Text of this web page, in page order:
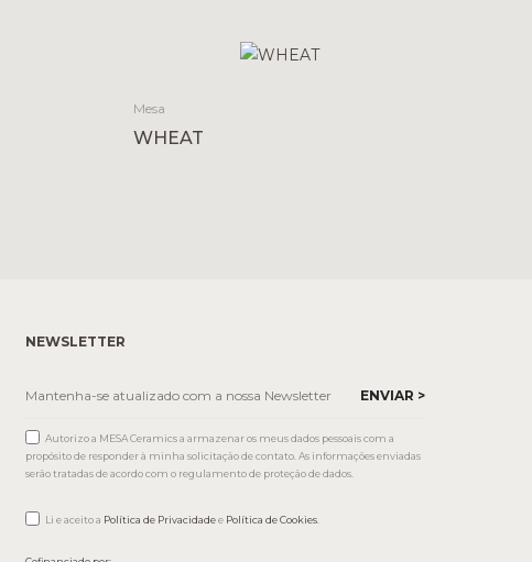
Mesa
WHEAT
NEWSLETTER
Autorizo a MESA Ceramics a armazenar os meus dados pessoais com a
propósito de responder à minha solicitação de contato. As informações enviadas
serão tratadas de acordo com o regulamento de proteção de dados.
Li e aceito a Política de Privacidadee Política de Cookies.